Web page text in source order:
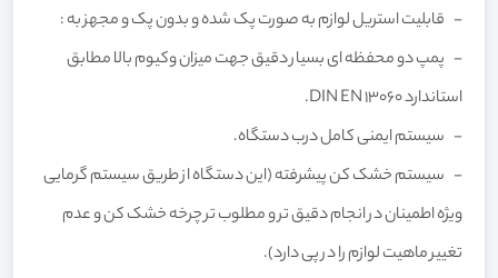
- قابلیت استریل لوازم به صورت پک شده و بدون پک و مجهز به :
- پمپ دو محفظه ای بسیار دقیق جهت میزان وکیوم بالا مطابق
استاندارد DIN EN 13060.
- سیستم ایمنی کامل درب دستگاه.
- سیستم خشک کن پیشرفته (این دستگاه از طریق سیستم گرمایی
ویژه اطمینان در انجام دقیق تر و مطلوب تر چرخه خشک کن و عدم
تغییر ماهیت لوازم را در پی دارد).